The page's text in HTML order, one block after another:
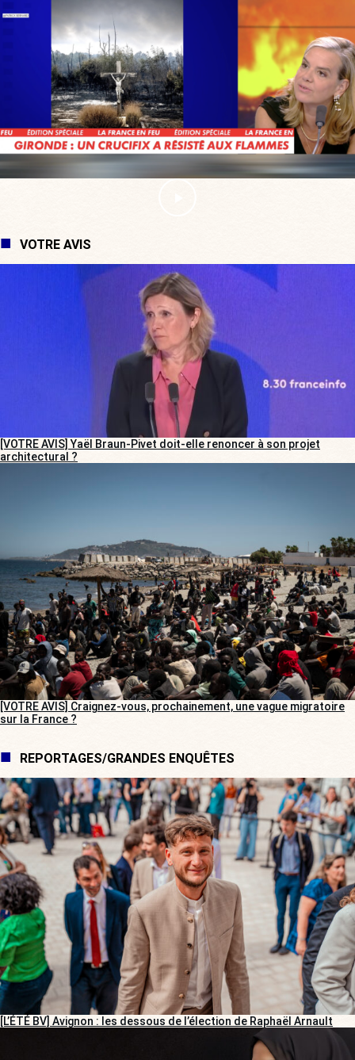
VOTRE AVIS
[VOTRE AVIS] Yaël Braun-Pivet doit-elle renoncer à son projet
architectural ?
[VOTRE AVIS] Craignez-vous, prochainement, une vague migratoire
sur la France ?
REPORTAGES/GRANDES ENQUÊTES
[L’ÉTÉ BV] Avignon : les dessous de l’élection de Raphaël Arnault